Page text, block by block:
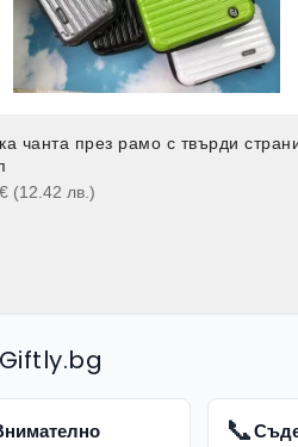
чанта през рамо с твърди
€ (12.42 лв. )
📞